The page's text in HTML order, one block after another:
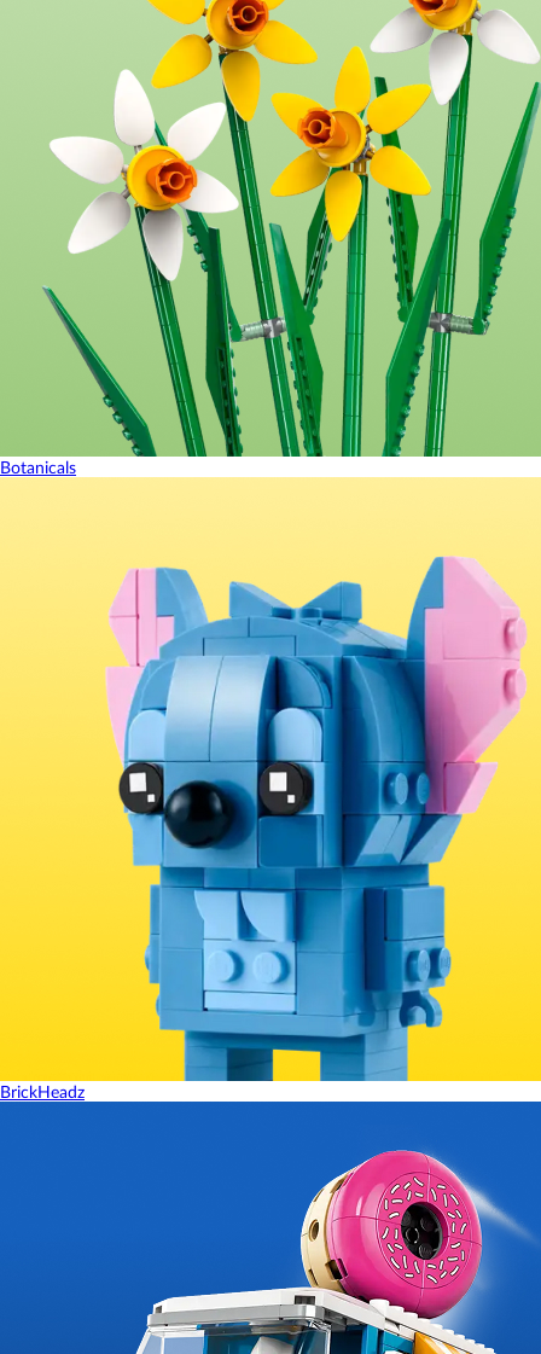
Botanicals
BrickHeadz